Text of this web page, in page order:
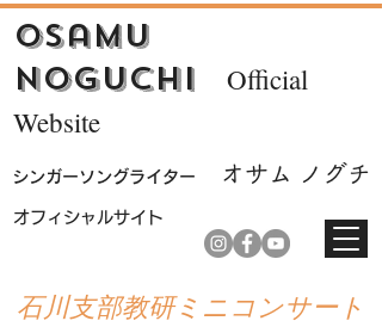
Osamu
Noguchi Official
Website
シンガーソ ングライター オサム ノ グチ
​オフィシャルサイト
石川支部教研ミニコンサート